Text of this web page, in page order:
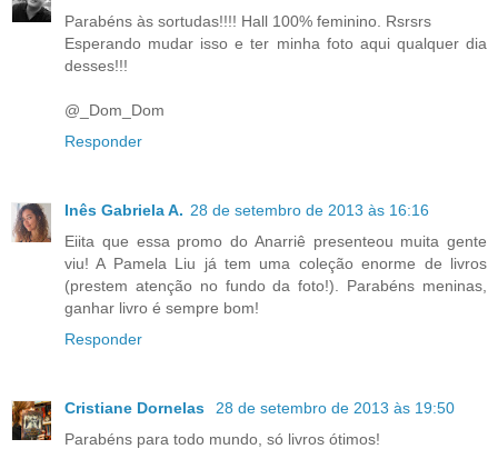
Parabéns às sortudas!!!! Hall 100% feminino. Rsrsrs
Esperando mudar isso e ter minha foto aqui qualquer dia
desses!!!
@_Dom_Dom
Responder
Inês Gabriela A. 28 de setembro de 2013 às 16:16
Eiita que essa promo do Anarriê presenteou muita gente
viu! A Pamela Liu já tem uma coleção enorme de livros
(prestem atenção no fundo da foto!). Parabéns meninas,
ganhar livro é sempre bom!
Responder
Cristiane Dornelas
28 de setembro de 2013 às 19:50
Parabéns para todo mundo, só livros ótimos!